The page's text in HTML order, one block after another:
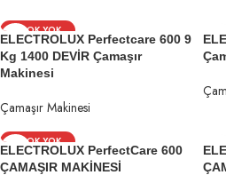
STOK YOK
ELECTROLUX Perfectcare 600 9
Kg 1400 DEVİR Çamaşır
Makinesi
Çamaşır Makinesi
STOK YOK
ELECTROLUX PerfectCare 600
ÇAMAŞIR MAKİNESİ